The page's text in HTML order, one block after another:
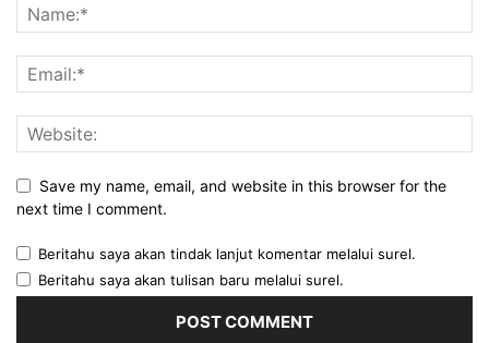
Save my name, email, and website in this browser for the
next time I comment.
Beritahu saya akan tindak lanjut komentar melalui surel.
Beritahu saya akan tulisan baru melalui surel.